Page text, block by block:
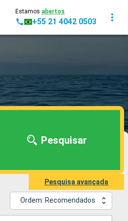
Estamos abertos
+55 21 4042 0503
Pesquisar
Pesquisa avançada
Ordem: Recomendados